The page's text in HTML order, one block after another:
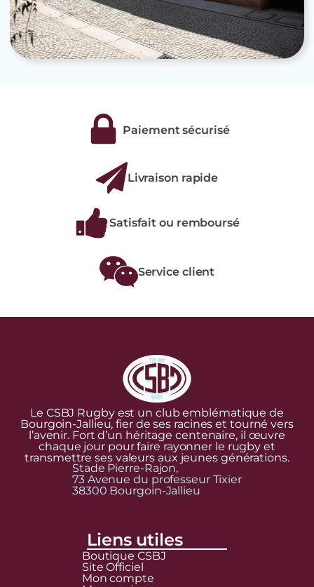
Paiement sécurisé
Livraison rapide
Satisfait ou remboursé
Service client
Le CSBJ Rugby est un club emblématique de
Bourgoin-Jallieu, fier de ses racines et tourné vers
l’avenir. Fort d’un héritage centenaire, il œuvre
chaque jour pour faire rayonner le rugby et
transmettre ses valeurs aux jeunes générations.
Stade Pierre-Rajon,
73 Avenue du professeur Tixier
38300 Bourgoin-Jallieu
Liens utiles
Boutique CSBJ
Site Officiel
Mon compte